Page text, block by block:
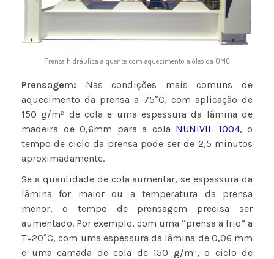
Prensa hidráulica a quente com aquecimento a óleo da OMC
Prensagem: Nas condições mais comuns de
aquecimento da prensa a 75°C, com aplicação de
150 g/m² de cola e uma espessura da lâmina de
madeira de 0,6mm para a cola NUNIVIL 1004, o
tempo de ciclo da prensa pode ser de 2,5 minutos
aproximadamente.
Se a quantidade de cola aumentar, se espessura da
lâmina for maior ou a temperatura da prensa
menor, o tempo de prensagem precisa ser
aumentado. Por exemplo, com uma “prensa a frio” a
T=20°C, com uma espessura da lâmina de 0,06 mm
e uma camada de cola de 150 g/m², o ciclo de